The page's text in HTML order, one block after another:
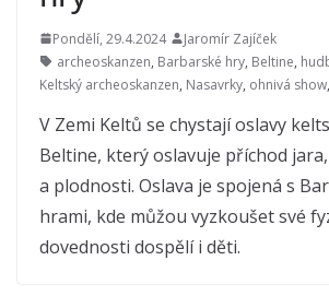
Pondělí, 29.4.2024
Jaromír Zajíček
archeoskanzen, Barbarské hry, Beltine,
Keltský archeoskanzen, Nasavrky, ohnivá show,
V Zemi Keltů se chystají oslavy
Beltine, který oslavuje příchod
a plodnosti. Oslava je spojená s
hrami, kde můžou vyzkoušet své
dovednosti dospělí i děti.